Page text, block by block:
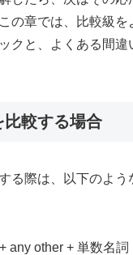
の章では、比較級を
クと、よくある間違
較する場合
る際は、以下のよう
any other + 単数名詞